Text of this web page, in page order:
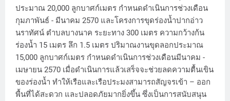
ประมาณ 20,000 ลูกบาศก์เมตร กำหนดดำเนินการช่วงเดือน
กุมภาพันธ์ - มีนาคม 2570 และโครงการขุดร่องน้ำปากอ่าว
นราทัศน์ ตำบลบางนาค ระยะทาง 300 เมตร ความกว้างก้น
ร่องน้ำ 15 เมตร ลึก 1.5 เมตร ปริมาณงานขุดลอกประมาณ
15,000 ลูกบาศก์เมตร กำหนดดำเนินการช่วงเดือนมีนาคม -
เมษายน 2570 เมื่อดำเนินการแล้วเสร็จจะช่วยลดความตื้นเขิน
ของร่องน้ำ ทำให้เรือและเรือประมงสามารถสัญจรเข้า – ออก
พื้นที่ได้สะดวก และปลอดภัยมากยิ่งขึ้น ซึ่งเป็นการสนับสนุน